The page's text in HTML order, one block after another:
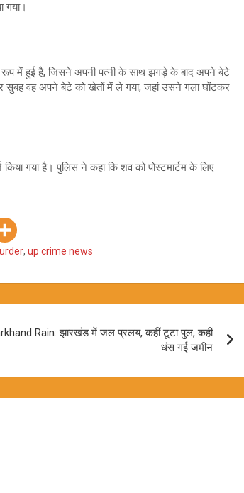
गया।
के रूप में हुई है, जिसने अपनी पत्नी के साथ झगड़े के बाद अपने बेटे
सुबह वह अपने बेटे को खेतों में ले गया, जहां उसने गला घोंटकर
गया है। पुलिस ने कहा कि शव को पोस्टमार्टम के लिए
, up crime news
Rain: झारखंड में जल प्रलय, कहीं टूटा पुल, कहीं
धंस गई जमीन